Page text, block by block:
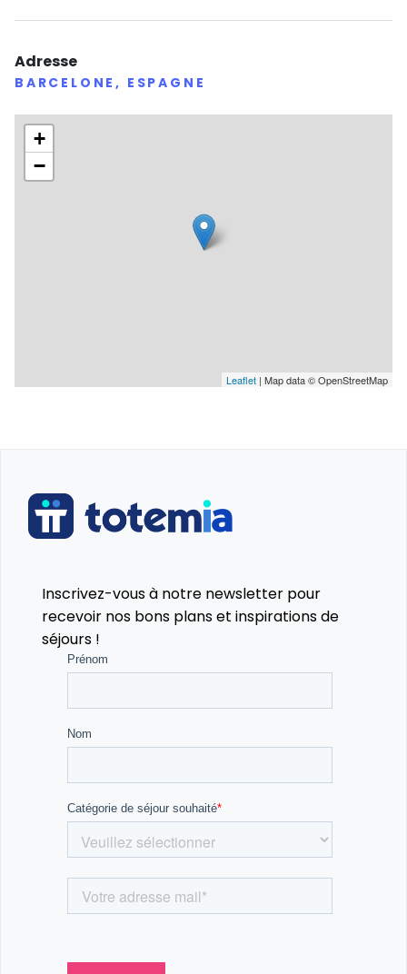
sécurité.
exceptionnelle entre ville, plage et sensations fortes
! 🇪🇸🔥
Adresse
BARCELONE, ESPAGNE
+
−
Leaflet | Map data © OpenStreetMap
Inscrivez-vous à notre newsletter pour
recevoir nos bons plans et inspirations de
séjours !